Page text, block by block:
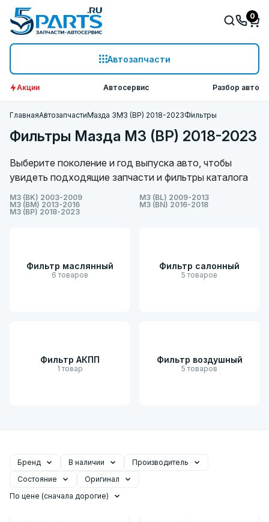
Автозапчасти
0
Акции Автосервис Разбор авто
ГлавнаяАвтозапчастиМазда 3M3 (BP) 2018-2023Фильтры
Фильтры Мазда M3 (BP) 2018-2023
Выберите поколение и год выпуска авто, чтобы
увидеть подходящие запчасти и фильтры каталога
M3 (BK) 2003-2009
M3 (BL) 2009-2013
M3 (BM) 2013-2016
M3 (BN) 2016-2018
M3 (BP) 2018-2023
Фильтр маслянный
6 товаров
Фильтр салонный
5 товаров
Фильтр АКПП
1 товар
Фильтр воздушный
5 товаров
Бренд В наличии
Производитель
Состояние
Оригинал
По цене (сначала дорогие)